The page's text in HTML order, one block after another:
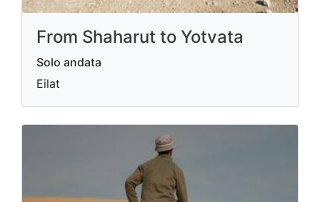
From Shaharut to Yotvata
Solo andata
Eilat